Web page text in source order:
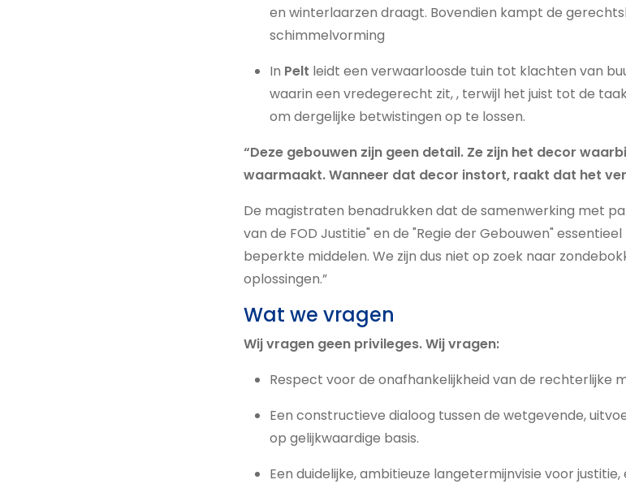
en winterlaarzen draagt. Bovendien kampt de
schimmelvorming
In Pelt leidt een verwaarloosde tuin tot klachten van
waarin een vredegerecht zit, , terwijl het juist tot de
om dergelijke betwistingen op te lossen.
“Deze gebouwen zijn geen detail. Ze zijn het decor
waarmaakt. Wanneer dat decor instort, raakt dat het
De magistraten benadrukken dat de samenwerking met
van de FOD Justitie" en de "Regie der Gebouwen"
beperkte middelen. We zijn dus niet op zoek naar
oplossingen.”
Wat we vragen
Wij vragen geen privileges. Wij vragen:
Respect voor de onafhankelijkheid van de rechterlijke
Een constructieve dialoog tussen de wetgevende,
op gelijkwaardige basis.
Een duidelijke, ambitieuze langetermijnvisie voor